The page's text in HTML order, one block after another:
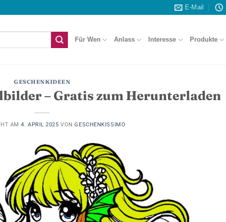
E-Mail
Für Wen Anlass Interesse Produkte
GESCHENKIDEEN
– Gratis zum Herunterladen
AM4. APRIL 2025 VONGESCHENKISSIMO